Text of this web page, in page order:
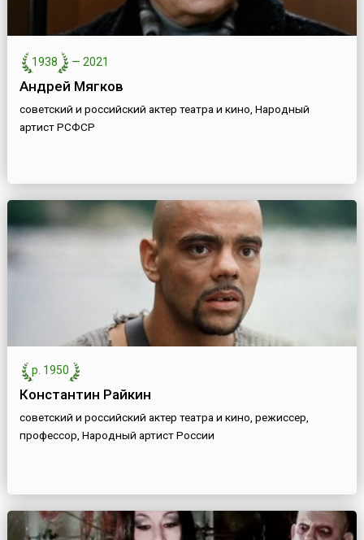
1938 — 2021
Андрей Мягков
советский и российский актер театра и кино, Народный
артист РСФСР
р. 1950
Константин Райкин
советский и российский актер театра и кино, режиссер,
профессор, Народный артист России